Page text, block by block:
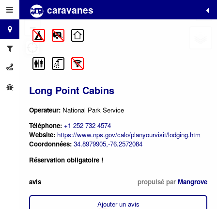
caravanes
Long Point Cabins
Operateur: National Park Service
Téléphone: +1 252 732 4574
Website: https://www.nps.gov/calo/planyourvisit/lodging.htm
Coordonnées: 34.8979905,-76.2572084
Réservation obligatoire !
avis propulsé par Mangrove
Ajouter un avis
+
−